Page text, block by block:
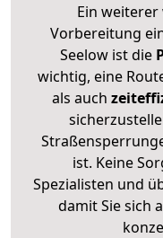
Ein
Vorbereitung
Seelow ist die
wichtig, eine
als auch
ist. Keine
Spezialisten und
damit Sie sich